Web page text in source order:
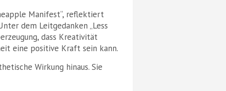
Manifest“, reflektiert
dem Leitgedanken „Less
dass Kreativität
eine positive Kraft sein kann.
Wirkung hinaus. Sie